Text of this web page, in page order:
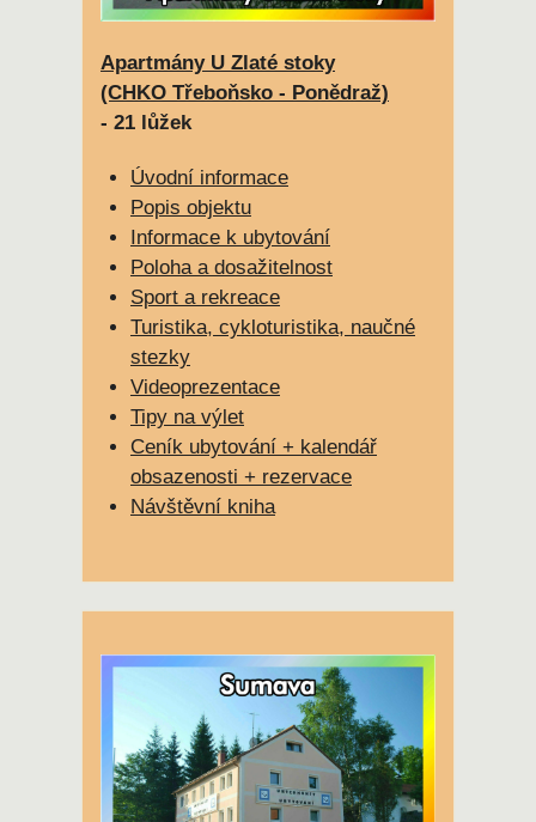
Apartmány U Zlaté stoky
(CHKO Třeboňsko - Ponědraž)
- 21 lůžek
Úvodní informace
Popis objektu
Informace k ubytování
Poloha a dosažitelnost
Sport a rekreace
Turistika, cykloturistika, naučné
stezky
Videoprezentace
Tipy na výlet
Ceník ubytování + kalendář
obsazenosti + rezervace
Návštěvní kniha